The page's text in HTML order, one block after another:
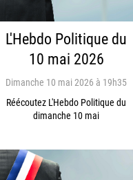
L'Hebdo Politique du
10 mai 2026
Dimanche 10 mai 2026 à 19h35
Réécoutez L'Hebdo Politique du
dimanche 10 mai